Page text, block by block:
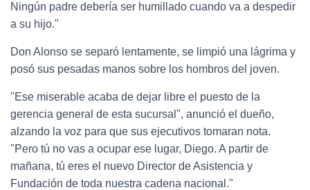
Ningún padre debería ser humillado cuando va a despedir
a su hijo."
Don Alonso se separó lentamente, se limpió una lágrima y
posó sus pesadas manos sobre los hombros del joven.
"Ese miserable acaba de dejar libre el puesto de la
gerencia general de esta sucursal", anunció el dueño,
alzando la voz para que sus ejecutivos tomaran nota.
"Pero tú no vas a ocupar ese lugar, Diego. A partir de
mañana, tú eres el nuevo Director de Asistencia y
Fundación de toda nuestra cadena nacional."